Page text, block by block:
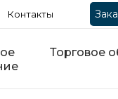
Контакты
Торговое